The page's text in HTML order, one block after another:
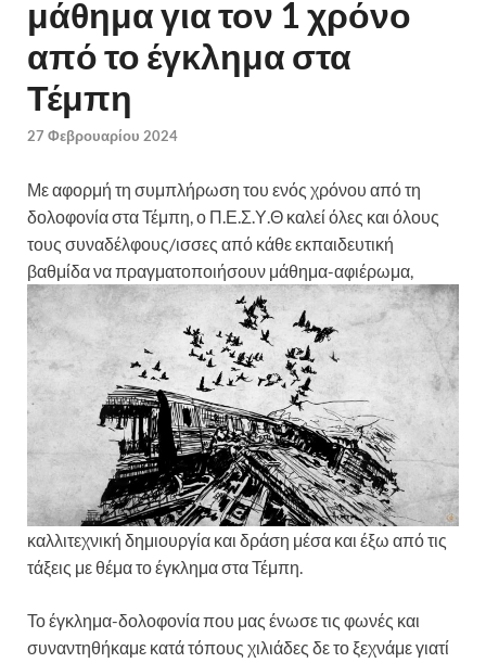
μάθημα για τον 1 χρόνο
από το έγκλημα στα
Τέμπη
27 Φεβρουαρίου 2024
Με αφορμή τη συμπλήρωση του ενός χρόνου από τη
δολοφονία στα Τέμπη, ο Π.Ε.Σ.Υ.Θ καλεί όλες και όλους
τους συναδέλφους/ισσες από κάθε εκπαιδευτική
βαθμίδα να πραγματοποιήσουν μάθημα-αφιέρωμα,
καλλιτεχνική δημιουργία και δράση μέσα και έξω από τις
τάξεις με θέμα το έγκλημα στα Τέμπη.
Το έγκλημα-δολοφονία που μας ένωσε τις φωνές και
συναντηθήκαμε κατά τόπους χιλιάδες δε το ξεχνάμε γιατί